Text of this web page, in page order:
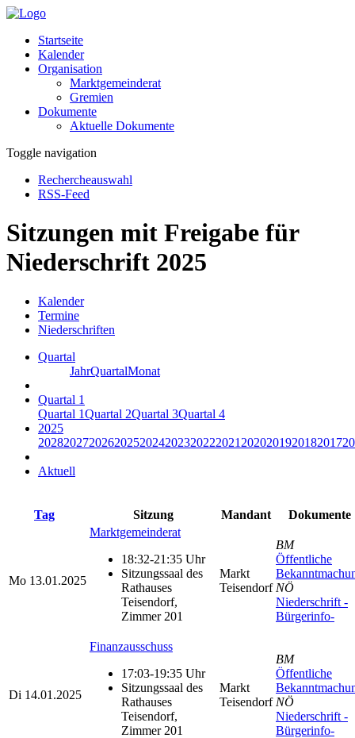
Startseite
Kalender
Organisation
Marktgemeinderat
Gremien
Dokumente
Aktuelle Dokumente
Toggle navigation
Rechercheauswahl
RSS-Feed
Sitzungen mit Freigabe für
Niederschrift 2025
Kalender
Termine
Niederschriften
Quartal
JahrQuartalMonat
Quartal 1
Quartal 1Quartal 2Quartal 3Quartal 4
2025
20282027202620252024202320222021 2020201920182017
Aktuell
Tag Sitzung Mandant Dokumente
Mo 13.01.2025
Marktgemeinderat
18:32-21:35 Uhr
Sitzungssaal des
Rathauses
Teisendorf,
Zimmer 201
Markt
Teisendorf
BM
Öffentliche
NÖ
Niederschrift -
Bürgerinfo-
Di 14.01.2025
Finanzausschuss
17:03-19:35 Uhr
Sitzungssaal des
Rathauses
Teisendorf,
Zimmer 201
Markt
Teisendorf
BM
Öffentliche
NÖ
Niederschrift -
Bürgerinfo-